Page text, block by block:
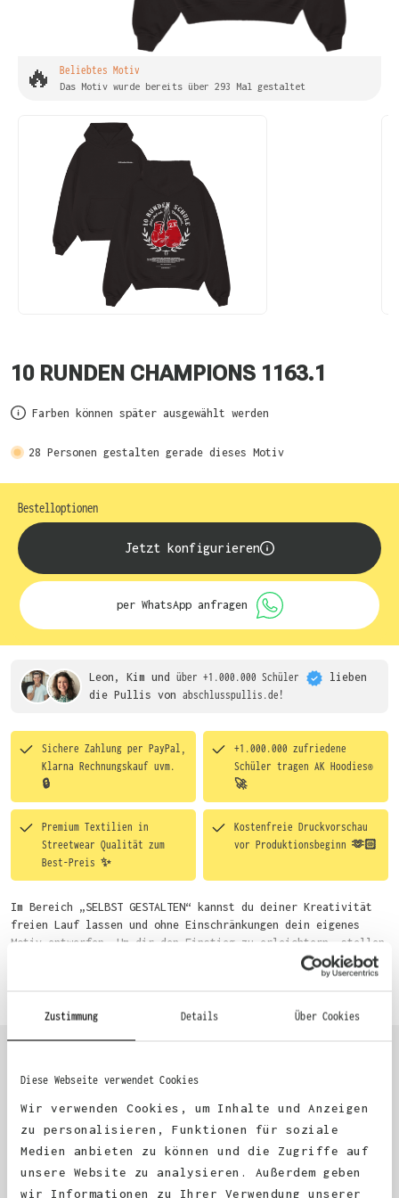
Zustimmung Details Über Cookies
Diese Webseite verwendet Cookies
Wir verwenden Cookies, um Inhalte und Anzeigen
zu personalisieren, Funktionen für soziale
Medien anbieten zu können und die Zugriffe auf
unsere Website zu analysieren. Außerdem geben
wir Informationen zu Ihrer Verwendung unserer
🔥 Beliebtes Motiv
Das Motiv wurde bereits über 293 Mal gestaltet
10 RUNDEN CHAMPIONS 1163.1
Farben können später ausgewählt werden
28 Personen gestalten gerade dieses Motiv
Bestelloptionen
Jetzt konfigurieren
per WhatsApp anfragen
Leon, Kim und über +1.000.000 Schüler
lieben
die Pullis von abschlusspullis.de!
Sichere Zahlung per PayPal,
Klarna Rechnungskauf uvm.
🔒
+1.000.000 zufriedene
Schüler tragen AK Hoodies®
🚀
Premium Textilien in
Streetwear Qualität zum
Best-Preis ✨
Kostenfreie Druckvorschau
vor Produktionsbeginn 🫶🏻
Im Bereich „SELBST GESTALTEN“ kannst du deiner Kreativität
freien Lauf lassen und ohne Einschränkungen dein eigenes
Motiv entwerfen. Um dir den Einstieg zu erleichtern, stellen
wir eine von unseren Designern vorgefertigte Vorlage bereit.
Wähle einfach deine Wunsch-Produkte auf dieser Seite aus und
du auch bequem über das Bestellformular, per E-Mail oder
KUNDEN FEEDBACK 🫶
Excellent